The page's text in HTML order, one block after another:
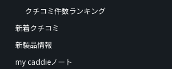
クチコミ件数ランキング
新着クチコミ
新製品情報
my caddieノート